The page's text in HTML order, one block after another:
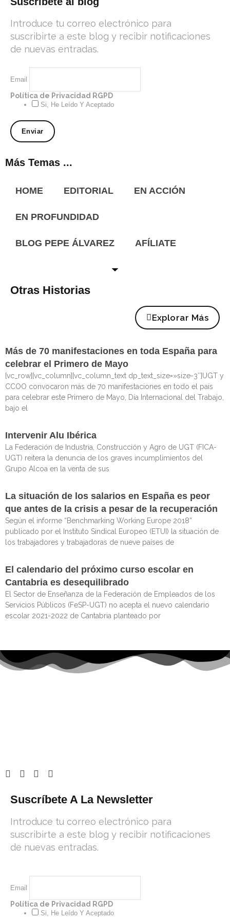
Introduce tu correo electrónico para
suscribirte a este blog y recibir notificaciones
de nuevas entradas.
Email
Política de Privacidad RGPD
Si, He Leído Y Aceptado
Más Temas ...
HOME EDITORIAL EN ACCIÓN
EN PROFUNDIDAD
BLOG PEPE ÁLVAREZ AFÍLIATE
Otras Historias
Explorar Más
Más de 70 manifestaciones en toda España para
celebrar el Primero de Mayo
[vc_row][vc_column][vc_column_text dp_text_size=»size-3″]UGT y
CCOO convocaron más de 70 manifestaciones en todo el país
para celebrar este Primero de Mayo, Día Internacional del Trabajo,
bajo el
Intervenir Alu Ibérica
La Federación de Industria, Construcción y Agro de UGT (FICA-
UGT) reitera la denuncia de los graves incumplimientos del
Grupo Alcoa en la venta de sus
La situación de los salarios en España es peor
que antes de la crisis a pesar de la recuperación
Según el informe “Benchmarking Working Europe 2018”
publicado por el Instituto Sindical Europeo (ETUI) la situación de
los trabajadores y trabajadoras de nueve países de
El calendario del próximo curso escolar en
Cantabria es desequilibrado
El Sector de Enseñanza de la Federación de Empleados de los
Servicios Públicos (FeSP-UGT) no acepta el nuevo calendario
escolar 2021-2022 de Cantabria planteado por
Suscríbete A La Newsletter
Introduce tu correo electrónico para
suscribirte a este blog y recibir notificaciones
de nuevas entradas.
Email
Política de Privacidad RGPD
Si, He Leído Y Aceptado